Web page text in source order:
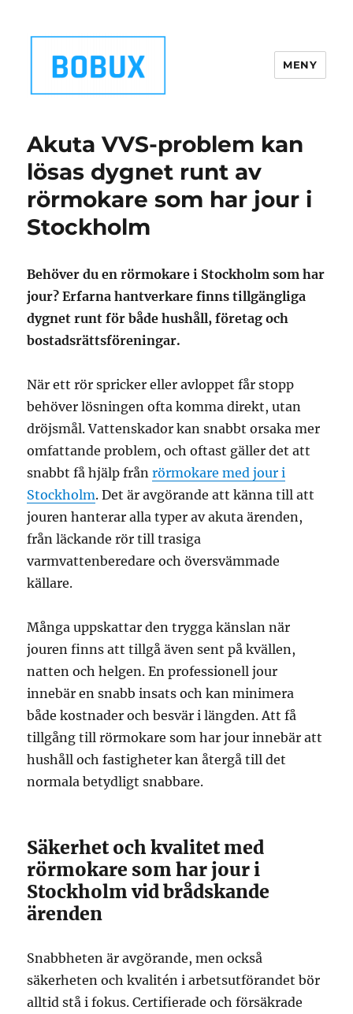
MENY
Akuta VVS-problem kan
lösas dygnet runt av
rörmokare som har jour i
Stockholm
Behöver du en rörmokare i Stockholm som har
jour? Erfarna hantverkare finns tillgängliga
dygnet runt för både hushåll, företag och
bostadsrättsföreningar.
När ett rör spricker eller avloppet får stopp
behöver lösningen ofta komma direkt, utan
dröjsmål. Vattenskador kan snabbt orsaka mer
omfattande problem, och oftast gäller det att
snabbt få hjälp frånrörmokare med jour i
Stockholm. Det är avgörande att känna till att
jouren hanterar alla typer av akuta ärenden,
från läckande rör till trasiga
varmvattenberedare och översvämmade
källare.
Många uppskattar den trygga känslan när
jouren finns att tillgå även sent på kvällen,
natten och helgen. En professionell jour
innebär en snabb insats och kan minimera
både kostnader och besvär i längden. Att få
tillgång till rörmokare som har jour innebär att
hushåll och fastigheter kan återgå till det
normala betydligt snabbare.
Säkerhet och kvalitet med
rörmokare som har jour i
Stockholm vid brådskande
ärenden
Snabbheten är avgörande, men också
säkerheten och kvalitén i arbetsutförandet bör
alltid stå i fokus. Certifierade och försäkrade